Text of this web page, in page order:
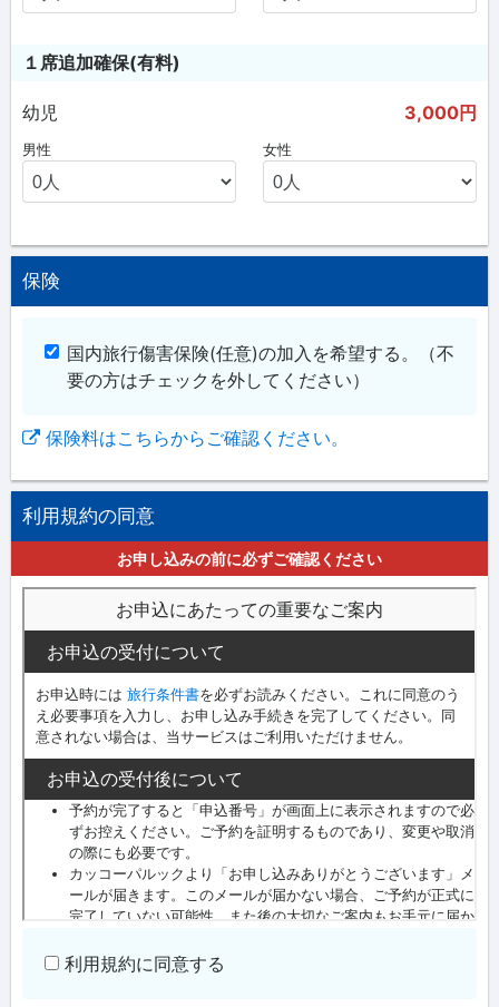
１席追加確保(有料)
幼児 3,000円
男性 女性
保険
国内旅行傷害保険(任意)の加入を希望する。
（不
要の方はチェックを外してください）
保険料はこちらからご確認ください。
利用規約の同意
お申し込みの前に必ずご確認ください
利用規約に同意する